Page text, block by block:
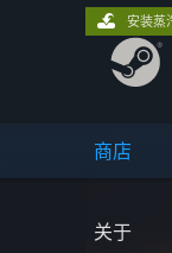
商店
关于
安装蒸